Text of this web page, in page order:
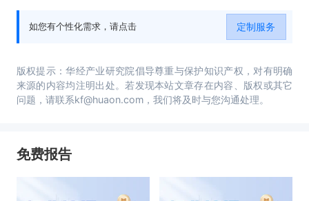
如您有个性化需求，请点击 定制服务
版权提示：华经产业研究院倡导尊重与保护知识产权，对有明确
来源的内容均注明出处。若发现本站文章存在内容、版权或其它
问题，请联系kf@huaon.com，我们将及时与您沟通处理。
免费报告